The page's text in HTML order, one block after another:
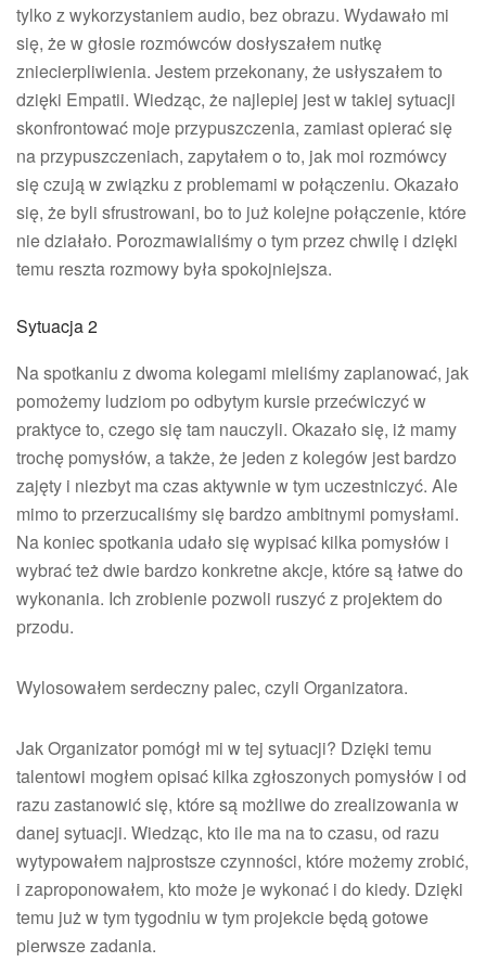
tylko z wykorzystaniem audio, bez obrazu. Wydawało mi
się, że w głosie rozmówców dosłyszałem nutkę
zniecierpliwienia. Jestem przekonany, że usłyszałem to
dzięki Empatii. Wiedząc, że najlepiej jest w takiej sytuacji
skonfrontować moje przypuszczenia, zamiast opierać się
na przypuszczeniach, zapytałem o to, jak moi rozmówcy
się czują w związku z problemami w połączeniu. Okazało
się, że byli sfrustrowani, bo to już kolejne połączenie, które
nie działało. Porozmawialiśmy o tym przez chwilę i dzięki
temu reszta rozmowy była spokojniejsza.
Sytuacja 2
Na spotkaniu z dwoma kolegami mieliśmy zaplanować, jak
pomożemy ludziom po odbytym kursie przećwiczyć w
praktyce to, czego się tam nauczyli. Okazało się, iż mamy
trochę pomysłów, a także, że jeden z kolegów jest bardzo
zajęty i niezbyt ma czas aktywnie w tym uczestniczyć. Ale
mimo to przerzucaliśmy się bardzo ambitnymi pomysłami.
Na koniec spotkania udało się wypisać kilka pomysłów i
wybrać też dwie bardzo konkretne akcje, które są łatwe do
wykonania. Ich zrobienie pozwoli ruszyć z projektem do
przodu.
Wylosowałem serdeczny palec, czyli Organizatora.
Jak Organizator pomógł mi w tej sytuacji? Dzięki temu
talentowi mogłem opisać kilka zgłoszonych pomysłów i od
razu zastanowić się, które są możliwe do zrealizowania w
danej sytuacji. Wiedząc, kto ile ma na to czasu, od razu
wytypowałem najprostsze czynności, które możemy zrobić,
i zaproponowałem, kto może je wykonać i do kiedy. Dzięki
temu już w tym tygodniu w tym projekcie będą gotowe
pierwsze zadania.